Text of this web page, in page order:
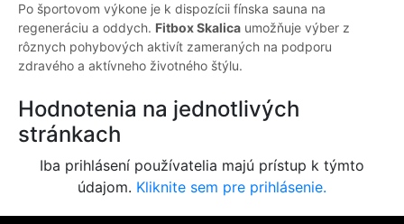
Po športovom výkone je k dispozícii fínska sauna na
regeneráciu a oddych. Fitbox Skalica umožňuje výber z
rôznych pohybových aktivít zameraných na podporu
zdravého a aktívneho životného štýlu.
Hodnotenia na jednotlivých
stránkach
Iba prihlásení používatelia majú prístup k týmto
údajom. Kliknite sem pre prihlásenie.